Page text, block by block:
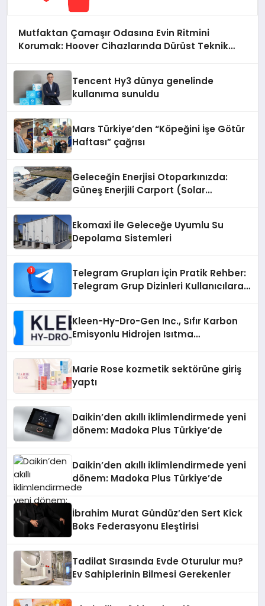
Mutfaktan Çamaşır Odasına Evin Ritmini
Korumak: Hoover Cihazlarında Dürüst Teknik
Tencent Hy3 dünya genelinde
kullanıma sunuldu
Mars Türkiye’den “Köpeğini İşe Götür
Haftası” çağrısı
Geleceğin Enerjisi Otoparkınızda:
Güneş Enerjili Carport (Solar
Ekomaxi İle Geleceğe Uyumlu Su
Depolama Sistemleri
Telegram Grupları İçin Pratik Rehber:
Telegram Grup Dizinleri Kullanıcılara
Kleen-Hy-Dro-Gen Inc., Sıfır Karbon
Emisyonlu Hidrojen Isıtma
Marie Rose kozmetik sektörüne giriş
yaptı
Daikin’den akıllı iklimlendirmede yeni
dönem: Madoka Plus Türkiye’de
Daikin’den akıllı iklimlendirmede yeni
dönem: Madoka Plus Türkiye’de
İbrahim Murat Gündüz’den Sert Kick
Boks Federasyonu Eleştirisi
Tadilat Sırasında Evde Oturulur mu?
Ev Sahiplerinin Bilmesi Gerekenler